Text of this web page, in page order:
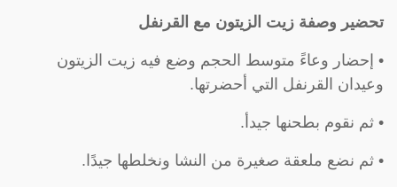
تحضير وصفة زيت الزيتون مع القرنفل
• إحضار وعاءً متوسط ​​الحجم وضع فيه زيت الزيتون
وعيدان القرنفل التي أحضرتها.
• ثم نقوم بطحنها جيدأ.
• ثم نضع ملعقة صغيرة من النشا ونخلطها جيدًا.